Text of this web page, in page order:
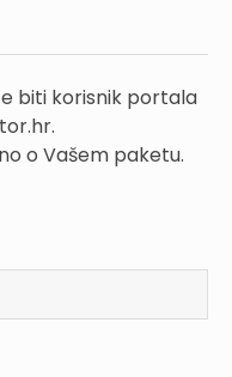
biti korisnik portala
o Vašem paketu.